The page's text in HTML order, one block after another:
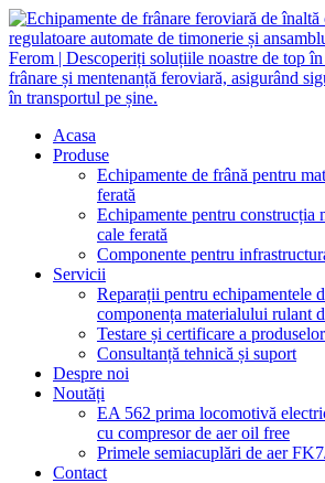
Acasa
Produse
Echipamente de frână pentru
ferată
Echipamente pentru construcția
cale ferată
Componente pentru
Servicii
Reparații pentru echipamentele
componența materialului rulant
Testare și certificare a
Consultanță tehnică și suport
Despre noi
Noutăți
EA 562 prima locomotivă
cu compresor de aer oil free
Primele semiacuplări de aer
Contact